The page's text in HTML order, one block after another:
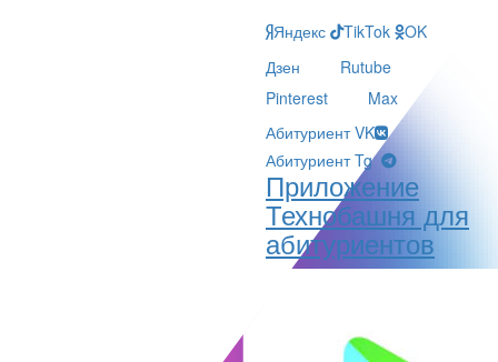
Яндекс
TikTok
OK
Дзен
Rutube
Pinterest
Max
Абитуриент VK
Абитуриент Tg
Приложение
Технобашня для
абитуриентов